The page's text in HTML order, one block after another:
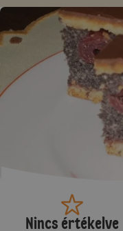
Nincs értékelve